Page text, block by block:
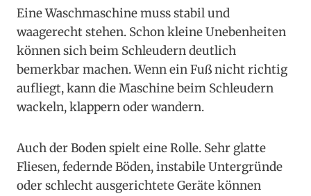
Eine Waschmaschine muss stabil und
waagerecht stehen. Schon kleine Unebenheiten
können sich beim Schleudern deutlich
bemerkbar machen. Wenn ein Fuß nicht richtig
aufliegt, kann die Maschine beim Schleudern
wackeln, klappern oder wandern.
Auch der Boden spielt eine Rolle. Sehr glatte
Fliesen, federnde Böden, instabile Untergründe
oder schlecht ausgerichtete Geräte können